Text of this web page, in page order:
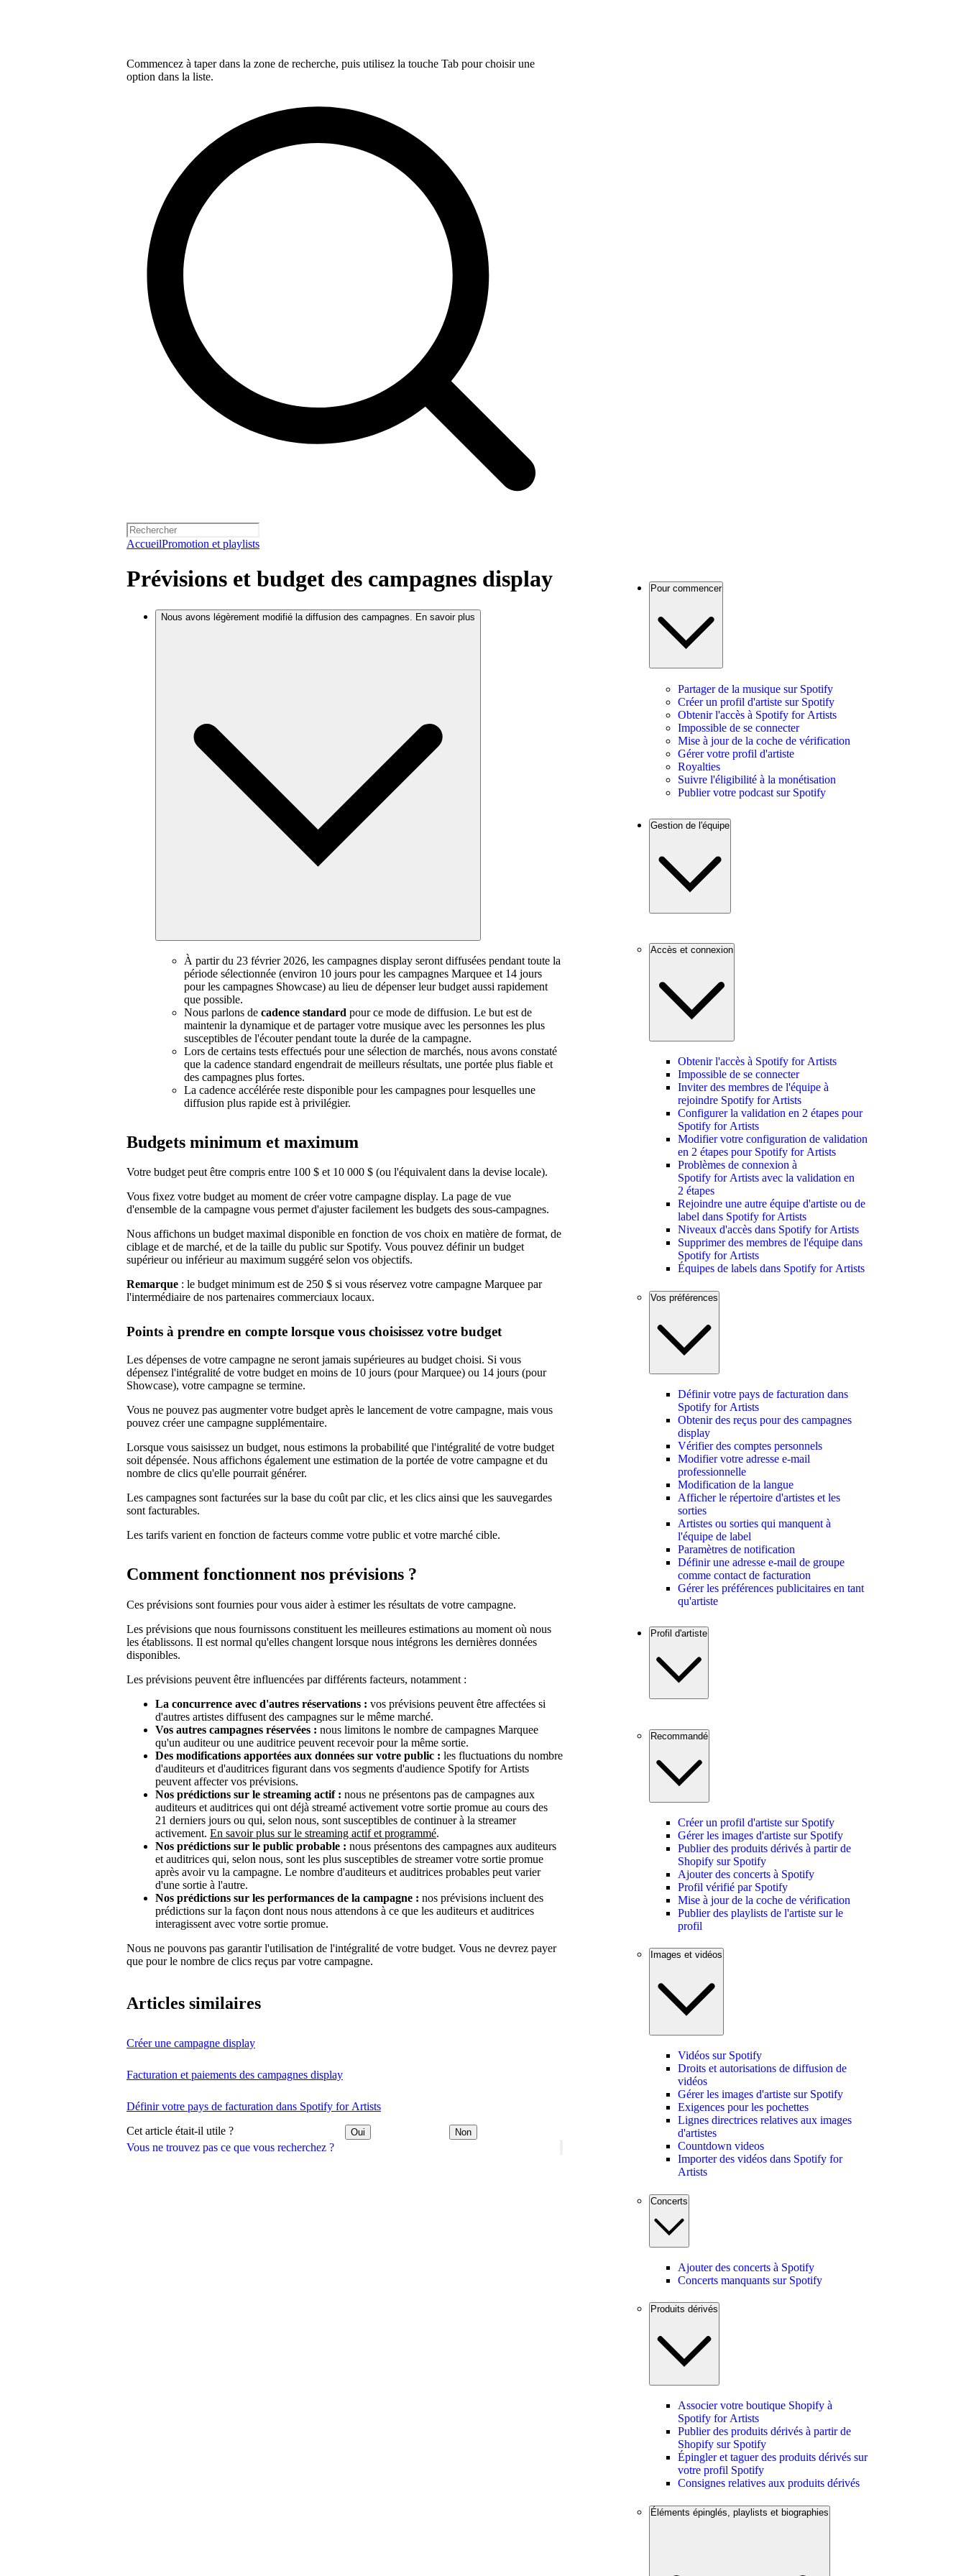
Commencez à taper dans la zone de recherche, puis utilisez la touche Tab pour choisir une
option dans la liste.
AccueilPromotion et playlists
Vous ne trouvez pas ce que vous recherchez ?
Prévisions et budget des campagnes display
Nous avons légèrement modifié la diffusion des campagnes. En savoir plus
À partir du 23 février 2026, les campagnes display seront diffusées pendant toute la
période sélectionnée (environ 10 jours pour les campagnes Marquee et 14 jours
pour les campagnes Showcase) au lieu de dépenser leur budget aussi rapidement
que possible.
Nous parlons de cadence standard pour ce mode de diffusion. Le but est de
maintenir la dynamique et de partager votre musique avec les personnes les plus
susceptibles de l'écouter pendant toute la durée de la campagne.
Lors de certains tests effectués pour une sélection de marchés, nous avons constaté
que la cadence standard engendrait de meilleurs résultats, une portée plus fiable et
des campagnes plus fortes.
La cadence accélérée reste disponible pour les campagnes pour lesquelles une
diffusion plus rapide est à privilégier.
Budgets minimum et maximum
Votre budget peut être compris entre 100 $ et 10 000 $ (ou l'équivalent dans la devise locale).
Vous fixez votre budget au moment de créer votre campagne display. La page de vue
d'ensemble de la campagne vous permet d'ajuster facilement les budgets des sous-campagnes.
Nous affichons un budget maximal disponible en fonction de vos choix en matière de format, de
ciblage et de marché, et de la taille du public sur Spotify. Vous pouvez définir un budget
supérieur ou inférieur au maximum suggéré selon vos objectifs.
Remarque : le budget minimum est de 250 $ si vous réservez votre campagne Marquee par
l'intermédiaire de nos partenaires commerciaux locaux.
Points à prendre en compte lorsque vous choisissez votre budget
Les dépenses de votre campagne ne seront jamais supérieures au budget choisi. Si vous
dépensez l'intégralité de votre budget en moins de 10 jours (pour Marquee) ou 14 jours (pour
Showcase), votre campagne se termine.
Vous ne pouvez pas augmenter votre budget après le lancement de votre campagne, mais vous
pouvez créer une campagne supplémentaire.
Lorsque vous saisissez un budget, nous estimons la probabilité que l'intégralité de votre budget
soit dépensée. Nous affichons également une estimation de la portée de votre campagne et du
nombre de clics qu'elle pourrait générer.
Les campagnes sont facturées sur la base du coût par clic, et les clics ainsi que les sauvegardes
sont facturables.
Les tarifs varient en fonction de facteurs comme votre public et votre marché cible.
Comment fonctionnent nos prévisions ?
Ces prévisions sont fournies pour vous aider à estimer les résultats de votre campagne.
Les prévisions que nous fournissons constituent les meilleures estimations au moment où nous
les établissons. Il est normal qu'elles changent lorsque nous intégrons les dernières données
disponibles.
Les prévisions peuvent être influencées par différents facteurs, notamment :
La concurrence avec d'autres réservations : vos prévisions peuvent être affectées si
d'autres artistes diffusent des campagnes sur le même marché.
Vos autres campagnes réservées : nous limitons le nombre de campagnes Marquee
qu'un auditeur ou une auditrice peuvent recevoir pour la même sortie.
Des modifications apportées aux données sur votre public : les fluctuations du nombre
d'auditeurs et d'auditrices figurant dans vos segments d'audience Spotify for Artists
peuvent affecter vos prévisions.
Nos prédictions sur le streaming actif : nous ne présentons pas de campagnes aux
auditeurs et auditrices qui ont déjà streamé activement votre sortie promue au cours des
21 derniers jours ou qui, selon nous, sont susceptibles de continuer à la streamer
activement. En savoir plus sur le streaming actif et programmé.
Nos prédictions sur le public probable : nous présentons des campagnes aux auditeurs
et auditrices qui, selon nous, sont les plus susceptibles de streamer votre sortie promue
après avoir vu la campagne. Le nombre d'auditeurs et auditrices probables peut varier
d'une sortie à l'autre.
Nos prédictions sur les performances de la campagne : nos prévisions incluent des
prédictions sur la façon dont nous nous attendons à ce que les auditeurs et auditrices
interagissent avec votre sortie promue.
Nous ne pouvons pas garantir l'utilisation de l'intégralité de votre budget. Vous ne devrez payer
que pour le nombre de clics reçus par votre campagne.
Articles similaires
Créer une campagne display
Facturation et paiements des campagnes display
Définir votre pays de facturation dans Spotify for Artists
Cet article était-il utile ? Oui Non
Pour commencer
Partager de la musique sur Spotify
Créer un profil d'artiste sur Spotify
Obtenir l'accès à Spotify for Artists
Impossible de se connecter
Mise à jour de la coche de vérification
Gérer votre profil d'artiste
Royalties
Suivre l'éligibilité à la monétisation
Publier votre podcast sur Spotify
Gestion de l'équipe
Accès et connexion
Obtenir l'accès à Spotify for Artists
Impossible de se connecter
Inviter des membres de l'équipe à
rejoindre Spotify for Artists
Configurer la validation en 2 étapes pour
Spotify for Artists
Modifier votre configuration de validation
en 2 étapes pour Spotify for Artists
Problèmes de connexion à
Spotify for Artists avec la validation en
2 étapes
Rejoindre une autre équipe d'artiste ou de
label dans Spotify for Artists
Niveaux d'accès dans Spotify for Artists
Supprimer des membres de l'équipe dans
Spotify for Artists
Équipes de labels dans Spotify for Artists
Vos préférences
Définir votre pays de facturation dans
Spotify for Artists
Obtenir des reçus pour des campagnes
display
Vérifier des comptes personnels
Modifier votre adresse e-mail
professionnelle
Modification de la langue
Afficher le répertoire d'artistes et les
sorties
Artistes ou sorties qui manquent à
l'équipe de label
Paramètres de notification
Définir une adresse e-mail de groupe
comme contact de facturation
Gérer les préférences publicitaires en tant
qu'artiste
Profil d'artiste
Recommandé
Créer un profil d'artiste sur Spotify
Gérer les images d'artiste sur Spotify
Publier des produits dérivés à partir de
Shopify sur Spotify
Ajouter des concerts à Spotify
Profil vérifié par Spotify
Mise à jour de la coche de vérification
Publier des playlists de l'artiste sur le
profil
Images et vidéos
Vidéos sur Spotify
Droits et autorisations de diffusion de
vidéos
Gérer les images d'artiste sur Spotify
Exigences pour les pochettes
Lignes directrices relatives aux images
d'artistes
Countdown videos
Importer des vidéos dans Spotify for
Artists
Concerts
Ajouter des concerts à Spotify
Concerts manquants sur Spotify
Produits dérivés
Associer votre boutique Shopify à
Spotify for Artists
Publier des produits dérivés à partir de
Shopify sur Spotify
Épingler et taguer des produits dérivés sur
votre profil Spotify
Consignes relatives aux produits dérivés
Éléments épinglés, playlists et biographies